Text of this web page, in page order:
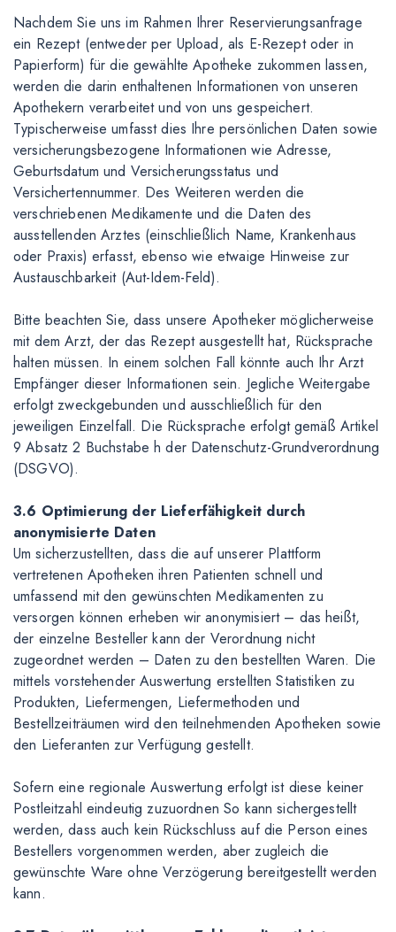
Nachdem Sie uns im Rahmen Ihrer Reservierungsanfrage
ein Rezept (entweder per Upload, als E-Rezept oder in
Papierform) für die gewählte Apotheke zukommen lassen,
werden die darin enthaltenen Informationen von unseren
Apothekern verarbeitet und von uns gespeichert.
Typischerweise umfasst dies Ihre persönlichen Daten sowie
versicherungsbezogene Informationen wie Adresse,
Geburtsdatum und Versicherungsstatus und
Versichertennummer. Des Weiteren werden die
verschriebenen Medikamente und die Daten des
ausstellenden Arztes (einschließlich Name, Krankenhaus
oder Praxis) erfasst, ebenso wie etwaige Hinweise zur
Austauschbarkeit (Aut-Idem-Feld).
Bitte beachten Sie, dass unsere Apotheker möglicherweise
mit dem Arzt, der das Rezept ausgestellt hat, Rücksprache
halten müssen. In einem solchen Fall könnte auch Ihr Arzt
Empfänger dieser Informationen sein. Jegliche Weitergabe
erfolgt zweckgebunden und ausschließlich für den
jeweiligen Einzelfall. Die Rücksprache erfolgt gemäß Artikel
9 Absatz 2 Buchstabe h der Datenschutz-Grundverordnung
(DSGVO).
3.6 Optimierung der Lieferfähigkeit durch
anonymisierte Daten
Um sicherzustellten, dass die auf unserer Plattform
vertretenen Apotheken ihren Patienten schnell und
umfassend mit den gewünschten Medikamenten zu
versorgen können erheben wir anonymisiert – das heißt,
der einzelne Besteller kann der Verordnung nicht
zugeordnet werden – Daten zu den bestellten Waren. Die
mittels vorstehender Auswertung erstellten Statistiken zu
Produkten, Liefermengen, Liefermethoden und
Bestellzeiträumen wird den teilnehmenden Apotheken sowie
den Lieferanten zur Verfügung gestellt.
Sofern eine regionale Auswertung erfolgt ist diese keiner
Postleitzahl eindeutig zuzuordnen So kann sichergestellt
werden, dass auch kein Rückschluss auf die Person eines
Bestellers vorgenommen werden, aber zugleich die
gewünschte Ware ohne Verzögerung bereitgestellt werden
kann.